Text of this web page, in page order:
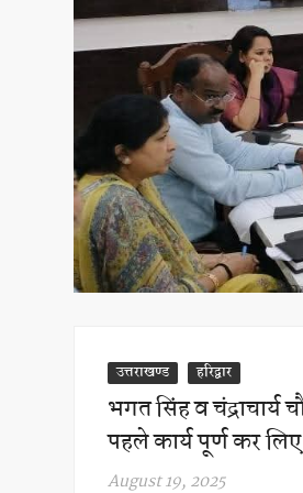
उत्तराखण्ड हरिद्वार
भगत सिंह व
पहले कार्य पूर्ण कर
August 19, 2025